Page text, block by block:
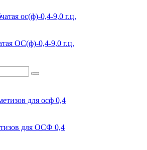
ОС(ф)-0,4-9,0 г.ц.
для ОСФ 0,4